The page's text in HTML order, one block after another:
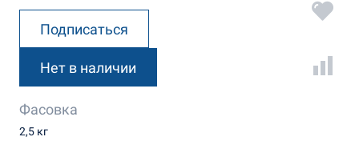
Подписаться
Нет в наличии
Фасовка
2,5 кг